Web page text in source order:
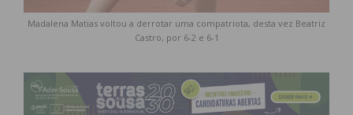
Madalena Matias voltou a derrotar uma compatriota, desta vez Beatriz
Castro, por 6-2 e 6-1